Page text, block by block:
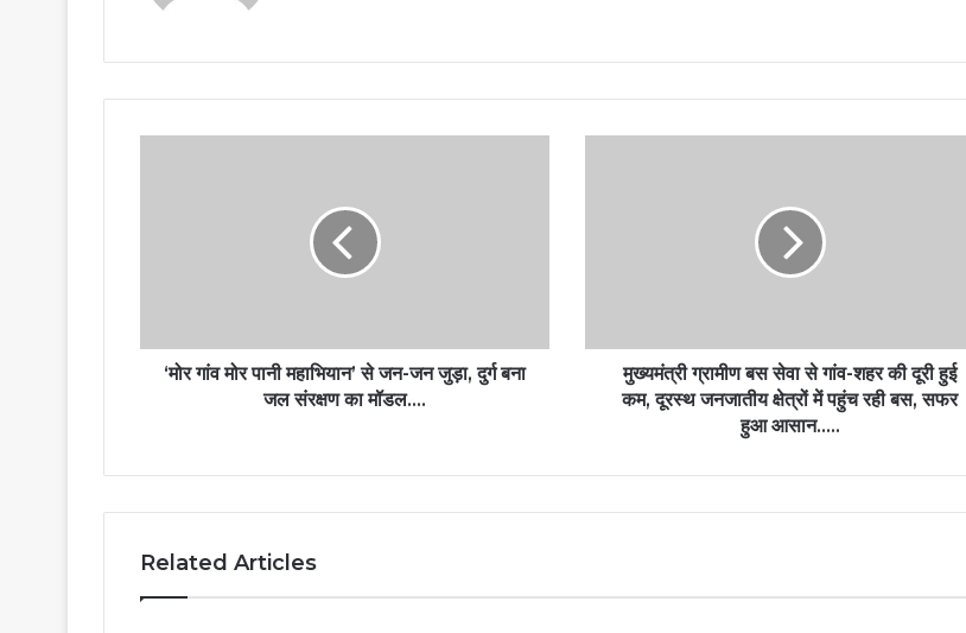
‘मोर गांव मोर पानी महाभियान’ से जन-जन जुड़ा, दुर्ग बना
जल संरक्षण का मॉडल….
मुख्यमंत्री ग्रामीण बस सेवा से गांव-शहर की दूरी हुई
कम, दूरस्थ जनजातीय क्षेत्रों में पहुंच रही बस, सफर
हुआ आसान…..
Related Articles